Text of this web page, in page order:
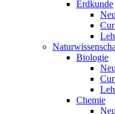
Erdkunde
Biologie
Chemie